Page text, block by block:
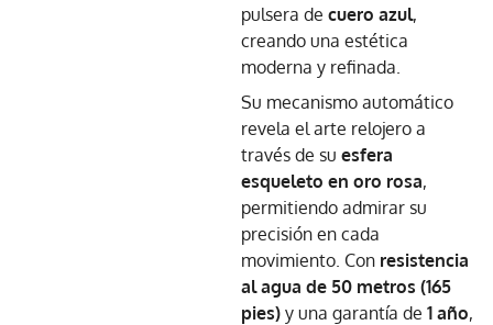
pulsera de cuero azul,
creando una estética
moderna y refinada.
Su mecanismo automático
revela el arte relojero a
través de su esfera
esqueleto en oro rosa,
permitiendo admirar su
precisión en cada
movimiento. Con resistencia
al agua de 50 metros (165
pies) y una garantía de 1 año,